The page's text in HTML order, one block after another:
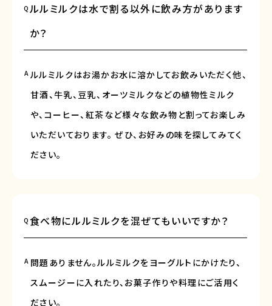
Q ルルミルクは水で割る以外に飲み方があります
か？
A ルルミルクはお湯かお水に溶かしてお飲みいただく他、
甘酒、牛乳、豆乳、オーツミルクなどの植物性ミルク
や、コーヒー、紅茶など様々な飲み物と割ってお楽しみ
いただいております。 ぜひ、お好みの味を探してみてく
ださい。
Q 食べ物にルルミルクを混ぜてもいいですか？
A 問題ありません。ルルミルクをヨーグルトにかけたり、
スムージーに入れたり、お菓子作りや料理にご活用く
ださい。